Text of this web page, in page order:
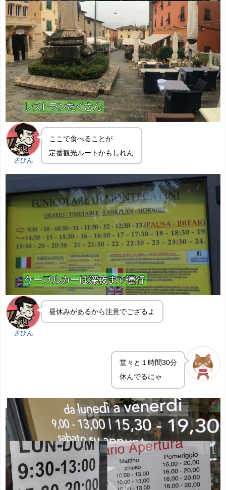
さびん
ここで食べることが
定番観光ルートかもしれん
さびん
昼休みがあるから注意でござるよ
堂々と１時間30分
休んでるにゃ